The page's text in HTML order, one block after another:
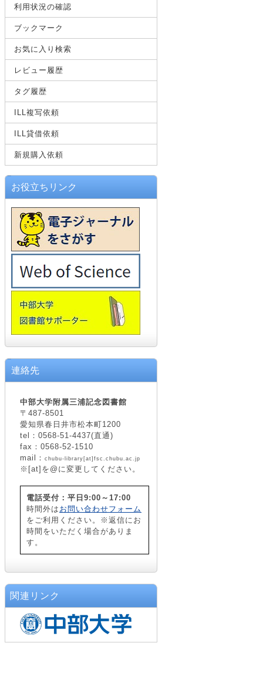
利用状況の確認
ブックマーク
お気に入り検索
レビュー履歴
タグ履歴
ILL複写依頼
ILL貸借依頼
新規購入依頼
お役立ちリンク
連絡先
中部大学附属三浦記念図書館
〒487-8501
愛知県春日井市松本町1200
tel：0568-51-4437(直通)
fax：0568-52-1510
mail： chubu-library[at]fsc.chubu.ac.jp
※[at]を@に変更してください。
電話受付：平日9:00～17:00
時間外は お問い合わせフォーム
をご利用ください。※返信にお
時間をいただく場合がありま
す。
関連リンク